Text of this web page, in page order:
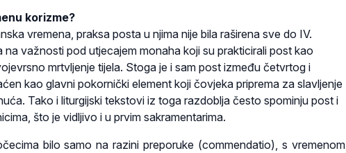
korizme?
vremena, praksa posta u njima nije bila raširena sve do IV.
na važnosti pod utjecajem monaha koji su prakticirali post kao
mrtvljenje tijela. Stoga je i sam post između četvrtog i
kao glavni pokornički element koji čovjeka priprema za slavljenje
Tako i liturgijski tekstovi iz toga razdoblja često spominju post i
što je vidljivo i u prvim sakramentarima.
bilo samo na razini preporuke (commendatio), s vremenom